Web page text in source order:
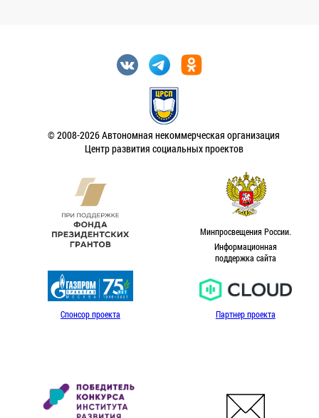
© 2008-2026 Автономная некоммерческая организация
Центр развития социальных проектов
Минпросвещения России.
Информационная
поддержка сайта
Спонсор проекта Партнер проекта